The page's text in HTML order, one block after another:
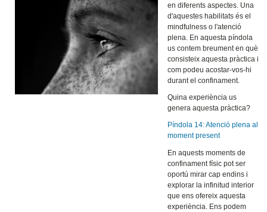
en diferents aspectes. Una
d'aquestes habilitats és el
mindfulness o l'atenció
plena. En aquesta píndola
us contem breument en què
consisteix aquesta pràctica i
com podeu acostar-vos-hi
durant el confinament.
Quina experiència us
genera aquesta pràctica?
Píndola 14: Atenció plena al
moment present
En aquests moments de
confinament físic pot ser
oportú mirar cap endins i
explorar la infinitud interior
que ens ofereix aquesta
experiència. Ens podem